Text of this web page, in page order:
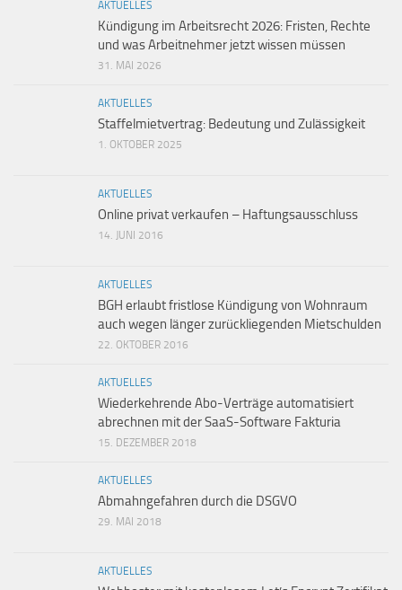
AKTUELLES
Kündigung im Arbeitsrecht 2026: Fristen, Rechte
und was Arbeitnehmer jetzt wissen müssen
31. MAI 2026
AKTUELLES
Staffelmietvertrag: Bedeutung und Zulässigkeit
1. OKTOBER 2025
AKTUELLES
Online privat verkaufen – Haftungsausschluss
14. JUNI 2016
AKTUELLES
BGH erlaubt fristlose Kündigung von Wohnraum
auch wegen länger zurückliegenden Mietschulden
22. OKTOBER 2016
AKTUELLES
Wiederkehrende Abo-Verträge automatisiert
abrechnen mit der SaaS-Software Fakturia
15. DEZEMBER 2018
AKTUELLES
Abmahngefahren durch die DSGVO
29. MAI 2018
AKTUELLES